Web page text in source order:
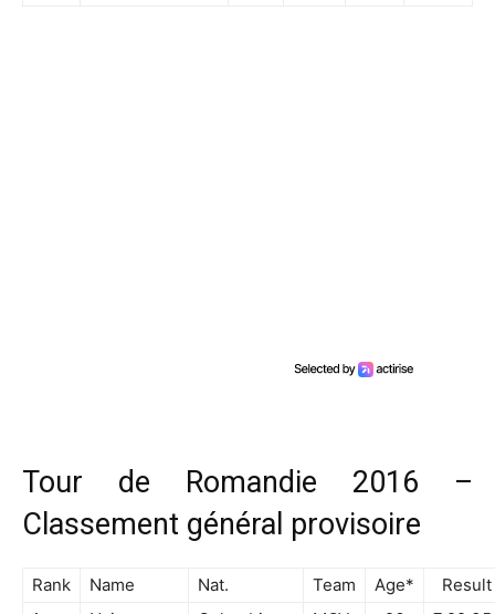
Tour de Romandie 2016 –
Classement général provisoire
Rank Name Nat. Team Age*
Result